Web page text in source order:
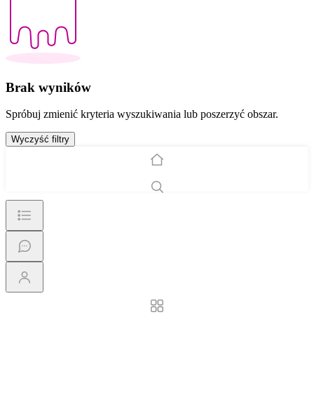
Brak wyników
Spróbuj zmienić kryteria wyszukiwania lub poszerzyć obszar.
Wyczyść filtry